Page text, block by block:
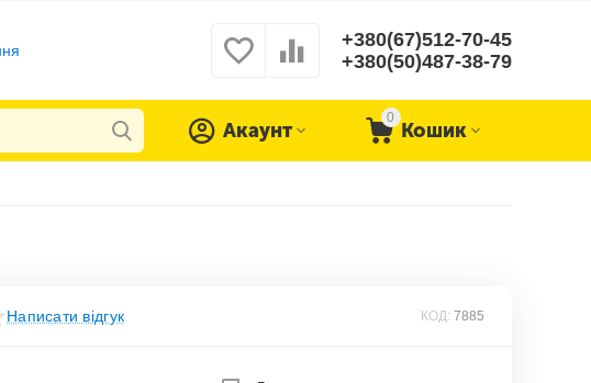
+380(67)512-70-45
+380(50)487-38-79
0
Кошик
Акаунт
Написати відгук КОД: 7885